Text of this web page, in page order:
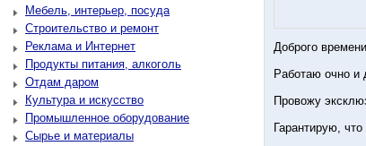
Мебель, интерьер, посуда
Строительство и ремонт
Реклама и Интернет
Продукты питания, алкоголь
Отдам даром
Культура и искусство
Промышленное оборудование
Сырье и материалы
Доброго
Работаю очно и
Провожу
Гарантирую,